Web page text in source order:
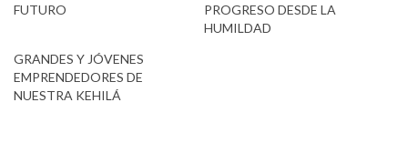
FUTURO
PROGRESO DESDE LA
HUMILDAD
GRANDES Y JÓVENES
EMPRENDEDORES DE
NUESTRA KEHILÁ